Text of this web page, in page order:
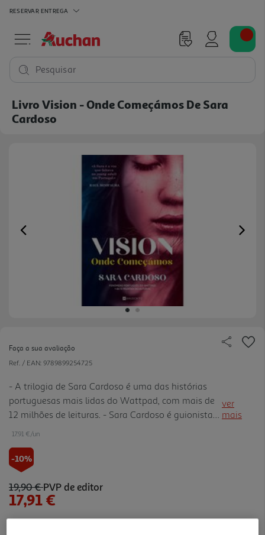
RESERVAR ENTREGA
Pesquisar
Livro Vision - Onde Começámos De Sara
Cardoso
Previous
Faça a sua avaliação
Ref. / EAN: 9789899254725
- A trilogia de Sara Cardoso é uma das histórias
portuguesas mais lidas do Wattpad, com mais de
12 milhões de leituras. - Sara Cardoso é guionista
em produções televisivas de grande audiência,
tem sido recon hecido internacionalmente, com
distinções no New York Film Festival (Melhor
Telenovela 2023 e Melhor Série Juvenil 2025), e
também no cinema independente, onde venceu o
ver
mais
17.91 €/un
-10%
19,90 €PVP de editor
17,91 €